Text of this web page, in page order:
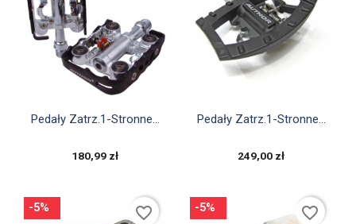
Szybki podgląd
Pedały Zatrz.1-Stronne...
180,99 zł
Szybki podgląd
Pedały Zatrz.1-Stronne...
249,00 zł
-5% favorite_border -5% favorite_border